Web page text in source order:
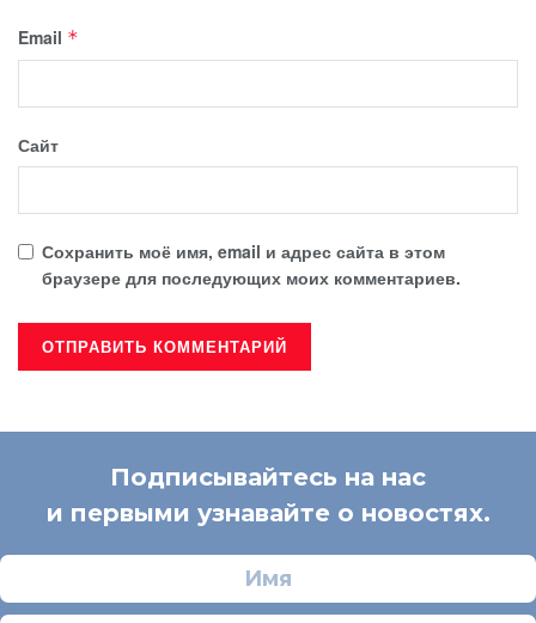
Email *
Сайт
Сохранить моё имя, email и адрес сайта в этом
браузере для последующих моих комментариев.
Подписывайтесь на нас
и первыми узнавайте о новостях.